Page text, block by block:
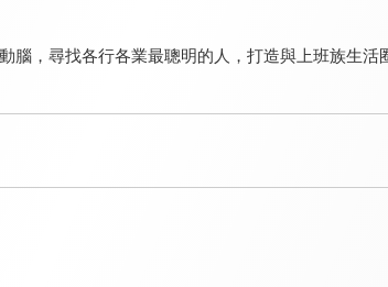
，尋找各行各業最聰明的人，打造與上班族生活